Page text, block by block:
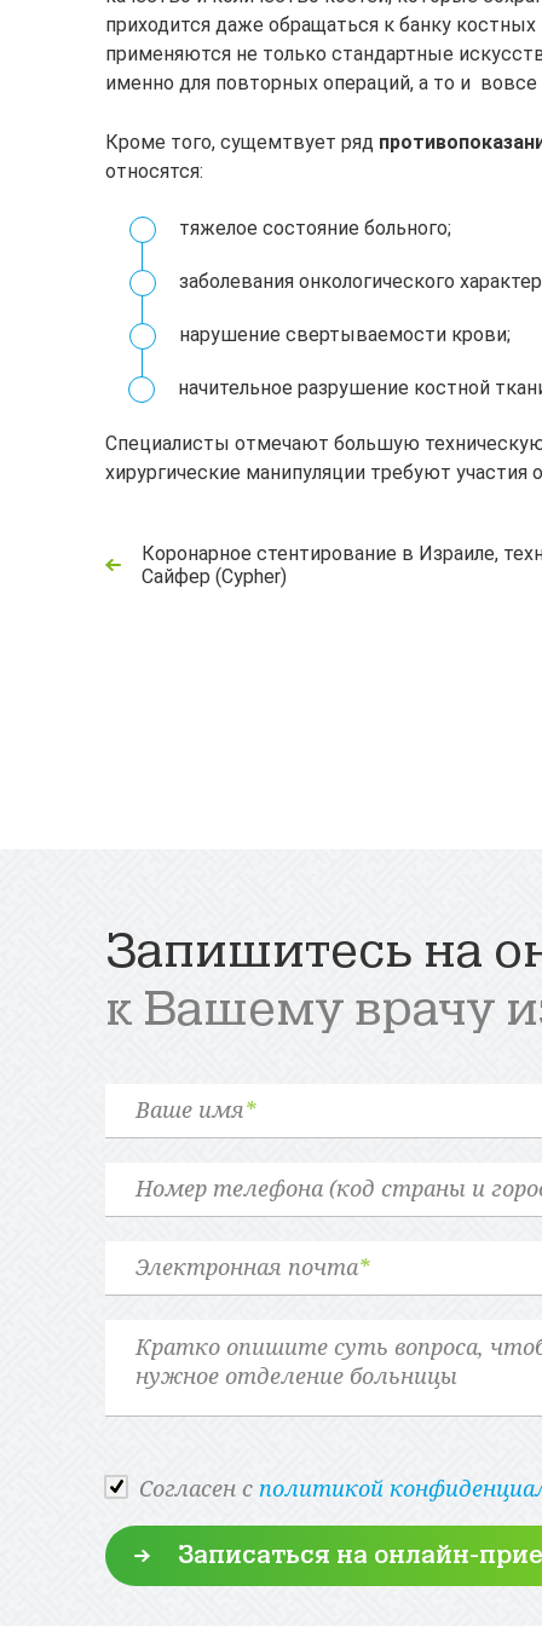
приходится даже обращаться к банку
применяются не только стандартные
именно для повторных операций, а то и
Кроме того, сущемтвует ряд
относятся:
тяжелое состояние больного;
заболевания онкологического
нарушение свертываемости крови;
начительное разрушение костной
Специалисты отмечают большую
хирургические манипуляции требуют
Коронарное стентирование в Израиле,
Сайфер (Cypher)
Запишитесь на
к Вашему врачу
Ваше имя*
Номер телефона (код страны и
Электронная почта*
Cогласен с политикой